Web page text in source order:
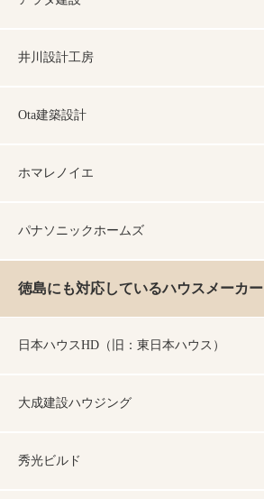
井川設計工房
Ota建築設計
ホマレノイエ
パナソニックホームズ
徳島にも対応しているハウスメーカー
日本ハウスHD（旧：東日本ハウス）
大成建設ハウジング
秀光ビルド